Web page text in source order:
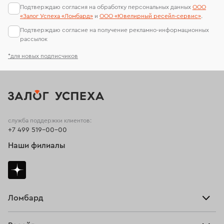
*для новых подписчиков
Подтверждаю согласия на обработку персональных данных ООО
«Залог Успеха «Ломбард» и ООО «Ювелирный ресейл-сервиc».
Подтверждаю согласие на получение рекламно-информационных
рассылок
Ломбард
служба поддержки клиентов:
+7 499 519-00-00
Наши филиалы